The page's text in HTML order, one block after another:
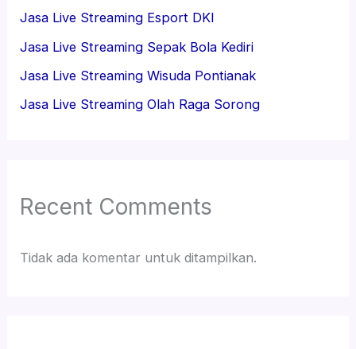
Jasa Live Streaming Esport DKI
Jasa Live Streaming Sepak Bola Kediri
Jasa Live Streaming Wisuda Pontianak
Jasa Live Streaming Olah Raga Sorong
Recent Comments
Tidak ada komentar untuk ditampilkan.